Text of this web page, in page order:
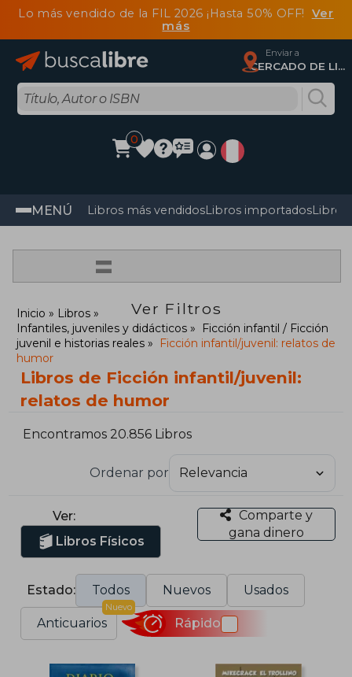
Lo más vendido de la FIL 2026 ¡Hasta 50% OFF! Ver
más
Enviar a
CERCADO DE LIMA, Lima
0
MENÚ Libros más vendidosLibros importadosLibros
=
Ver Filtros
Inicio
Libros
Infantiles, juveniles y didácticos
Ficción infantil / Ficción
juvenil e historias reales
Ficción infantil/juvenil: relatos de
humor
Libros de Ficción infantil/juvenil:
relatos de humor
Encontramos 20.856 Libros
Ordenar por
Ver:
Libros Físicos
Comparte y
gana dinero
Estado: Todos Nuevos Usados
Anticuarios
Nuevo
Rápido